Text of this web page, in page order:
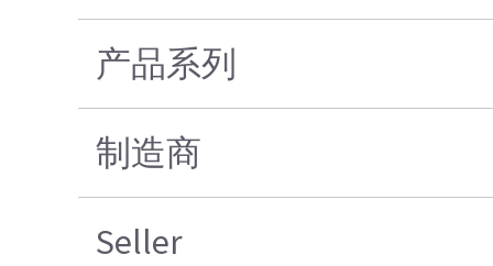
产品系列
制造商
Seller